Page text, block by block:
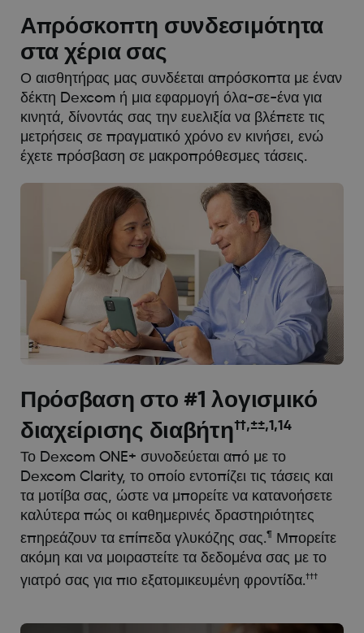
Απρόσκοπτη συνδεσιμότητα
στα χέρια σας
Ο αισθητήρας μας συνδέεται απρόσκοπτα με έναν
δέκτη Dexcom ή μια εφαρμογή όλα-σε-ένα για
κινητά, δίνοντάς σας την ευελιξία να βλέπετε τις
μετρήσεις σε πραγματικό χρόνο εν κινήσει, ενώ
έχετε πρόσβαση σε μακροπρόθεσμες τάσεις.
Πρόσβαση στο #1 λογισμικό
διαχείρισης διαβήτη††,±±,1,14
Το Dexcom ONE+ συνοδεύεται από με το
Dexcom Clarity, το οποίο εντοπίζει τις τάσεις και
τα μοτίβα σας, ώστε να μπορείτε να κατανοήσετε
καλύτερα πώς οι καθημερινές δραστηριότητες
επηρεάζουν τα επίπεδα γλυκόζης σας.¶
Μπορείτε
ακόμη και να μοιραστείτε τα δεδομένα σας με το
γιατρό σας για πιο εξατομικευμένη φροντίδα.†††